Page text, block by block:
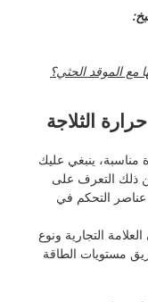
مع الموقد الحثي؟
الثلاجة
ينبغي عليك
ذلك التعرف على
عناصر التحكم في
التجارية ونوع
مستويات الطاقة